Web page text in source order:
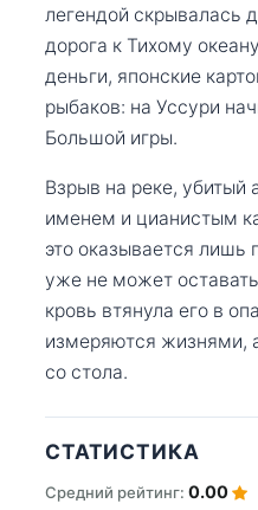
легендой скрывалась
дорога к Тихому
деньги, японские
рыбаков: на Уссури
Большой игры.
Взрыв на реке,
именем и цианистым
это оказывается
уже не может
кровь втянула его в
измеряются жизнями,
со стола.
СТАТИСТИКА
Средний рейтинг: 0.00